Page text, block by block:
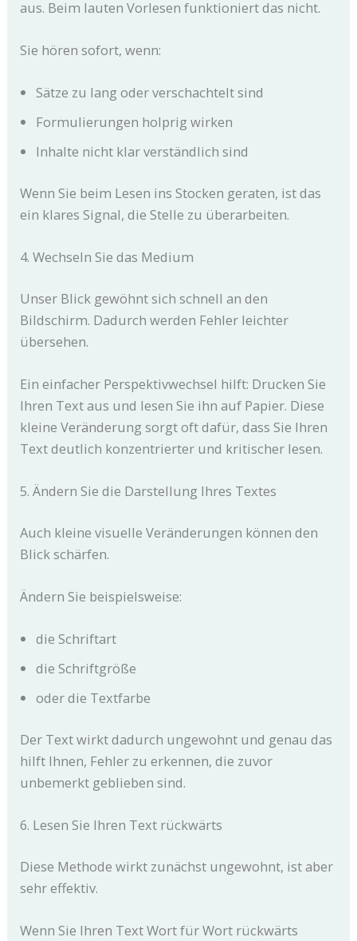
aus. Beim lauten Vorlesen funktioniert das nicht.
Sie hören sofort, wenn:
Sätze zu lang oder verschachtelt sind
Formulierungen holprig wirken
Inhalte nicht klar verständlich sind
Wenn Sie beim Lesen ins Stocken geraten, ist das
ein klares Signal, die Stelle zu überarbeiten.
4. Wechseln Sie das Medium
Unser Blick gewöhnt sich schnell an den
Bildschirm. Dadurch werden Fehler leichter
übersehen.
Ein einfacher Perspektivwechsel hilft: Drucken Sie
Ihren Text aus und lesen Sie ihn auf Papier. Diese
kleine Veränderung sorgt oft dafür, dass Sie Ihren
Text deutlich konzentrierter und kritischer lesen.
5. Ändern Sie die Darstellung Ihres Textes
Auch kleine visuelle Veränderungen können den
Blick schärfen.
Ändern Sie beispielsweise:
die Schriftart
die Schriftgröße
oder die Textfarbe
Der Text wirkt dadurch ungewohnt und genau das
hilft Ihnen, Fehler zu erkennen, die zuvor
unbemerkt geblieben sind.
6. Lesen Sie Ihren Text rückwärts
Diese Methode wirkt zunächst ungewohnt, ist aber
sehr effektiv.
Wenn Sie Ihren Text Wort für Wort rückwärts